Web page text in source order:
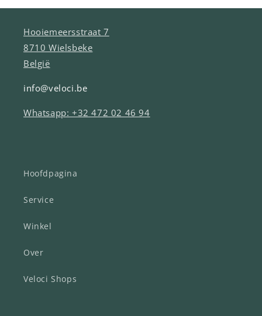
Hooiemeersstraat 7
8710 Wielsbeke
België
info@veloci.be
Whatsapp: +32 472 02 46 94
Hoofdpagina
Service
Winkel
Over
Veloci Shops